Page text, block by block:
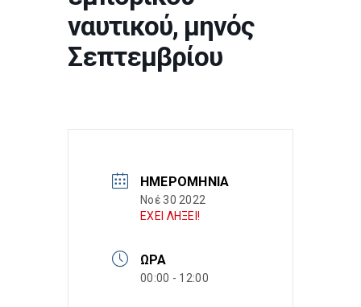
ναυτικού, μηνός
Σεπτεμβρίου
ΗΜΕΡΟΜΗΝΊΑ
Νοέ 30 2022
ΕΧΕΙ ΛΗΞΕΙ!
ΏΡΑ
00:00 - 12:00